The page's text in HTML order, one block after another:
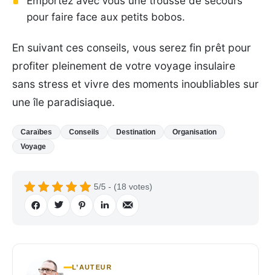
pour faire face aux petits bobos.
En suivant ces conseils, vous serez fin prêt pour
profiter pleinement de votre voyage insulaire
sans stress et vivre des moments inoubliables sur
une île paradisiaque.
Caraïbes Conseils Destination
Organisation
Voyage
5/5 - (18 votes)
L’AUTEUR